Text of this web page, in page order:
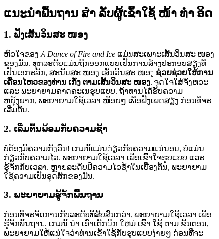
ແນະນໍາພື້ນຖານ ສຳ ລັບຜູ້ເຂົ້າໃຊ້ ໜ້າ ທຳ ອິດ
1. ຟັງເສັ້ນວິນສະ ໜອງ
ຫົວໃຈຂອງ A Dance of Fire and Ice ແມ່ນສະເພາະເສັ້ນວິນສະ ໜອງ
ຂອງມັນ. ທຸກລະດັບແມ່ນຖືກອອກແບບເປັນການສ້າງປະກອບສຽງທີ່
ເປັນເອກະລັກ, ສະນັ້ນສະ ໜອງ ເສັ້ນວິນສະ ໜອງ ຊ່ວຍຊ່ວຍໃຫ້ການ
ເຄື່ອນໄຫວຂອງທ່ານ ເກັ່ງ ຕາມເສັ້ນວິນສະ ໜອງ. ຈຸດໃຈໃສ່ຈັງຫວະ
ແລະ ພະຍາຍາມຄາດຄະເນຮູບແບບ. ຖ້າທ່ານໄດ້ຮັບຄວາມ
ຫຍຸ້ງຍາກ, ພະຍາຍາມໃຊ້ເວລາ ໜ້ອຍໆ ເພື່ອຟັງເພດສຽງ ກ່ອນທີ່ຈະ
ເລີ່ມຕົ້ນ.
2. ເລີ່ມຕົ້ນພ້ອມກັບຄວາມຊ້າ
ບໍ່ຕ້ອງມີຄວາມກັງວົນ! ເກມນີ້ແມ່ນກ່ຽວກັບຄວາມແນ່ນອນ, ບໍ່ແມ່ນ
ກ່ຽວກັບຄວາມໄວ. ພະຍາຍາມໃຊ້ເວລາ ເພື່ອເຂົ້າໃຈຮູບແບບ ແລະ
ຮູ້ຈັກກັບເວລາ. ຫຼາຍລະດັບມີຄວາມໄວຊ້າໃນເບື້ອງຕົ້ນ, ພະຍາຍາມ
ໃຊ້ຄວາມເປັນອຸດສັກຂອງມັນ.
3. ພະຍາຍາມຮູ້ຈັກພື້ນຖານ
ກ່ອນທີ່ຈະຈັດການກັບລະດັບທີ່ສັບສົນກວ່າ, ພະຍາຍາມໃຊ້ເວລາ ເພື່ອ
ຮູ້ຈັກພື້ນຖານ. ເກມນີ້ ນຳ ເອົາເຕັກນິກ ໃຫມ່ ເຂົ້າ ໃຊ້ ຕາມ ຂັ້ນຕອນ,
ພະຍາຍາມໃຫ້ແນ່ໃຈວ່າທ່ານເຂົ້າໃຊ້ກັບຮູບແບບງ່າຍໆ ກ່ອນທີ່ຈະ